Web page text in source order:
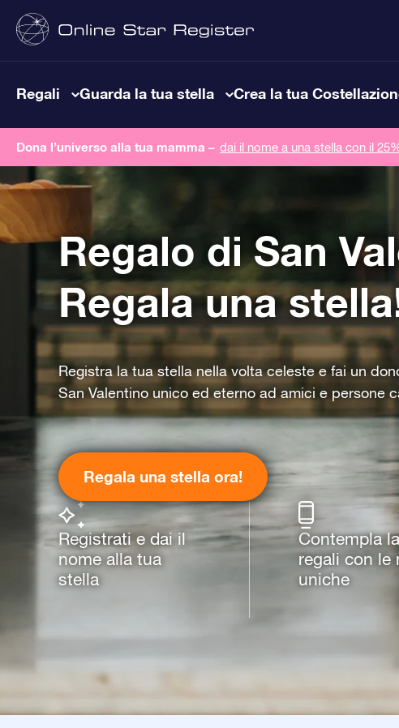
Regali Guarda la tua stella Crea la tua
Dona l’universo alla tua mamma – dai il nome a una stella con il
Regalo di San
Regala una
Registra la tua stella nella volta celeste e fai un
San Valentino unico ed eterno ad amici e persone
Regala una stella ora!
Registrati e dai il
nome alla tua
stella
Contempla
regali con le
uniche